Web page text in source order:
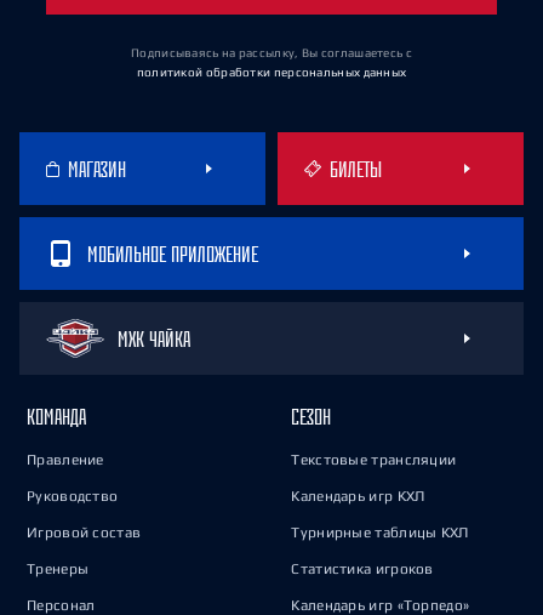
Подписываясь на рассылку, Вы соглашаетесь с
политикой обработки персональных данных
МАГАЗИН БИЛЕТЫ
МОБИЛЬНОЕ ПРИЛОЖЕНИЕ
МХК ЧАЙКА
КОМАНДА
Правление
Руководство
Игровой состав
Тренеры
Персонал
СЕЗОН
Текстовые трансляции
Календарь игр КХЛ
Турнирные таблицы КХЛ
Статистика игроков
Календарь игр «Торпедо»